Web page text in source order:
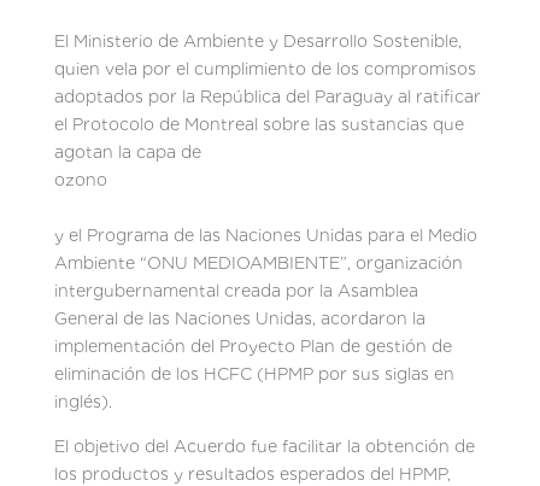
El Ministerio de Ambiente y Desarrollo Sostenible,
quien vela por el cumplimiento de los compromisos
adoptados por la República del Paraguay al ratificar
el Protocolo de Montreal sobre las sustancias que
agotan la capa de
ozono
y el Programa de las Naciones Unidas para el Medio
Ambiente “ONU MEDIOAMBIENTE”, organización
intergubernamental creada por la Asamblea
General de las Naciones Unidas, acordaron la
implementación del Proyecto Plan de gestión de
eliminación de los HCFC (HPMP por sus siglas en
inglés).
El objetivo del Acuerdo fue facilitar la obtención de
los productos y resultados esperados del HPMP,